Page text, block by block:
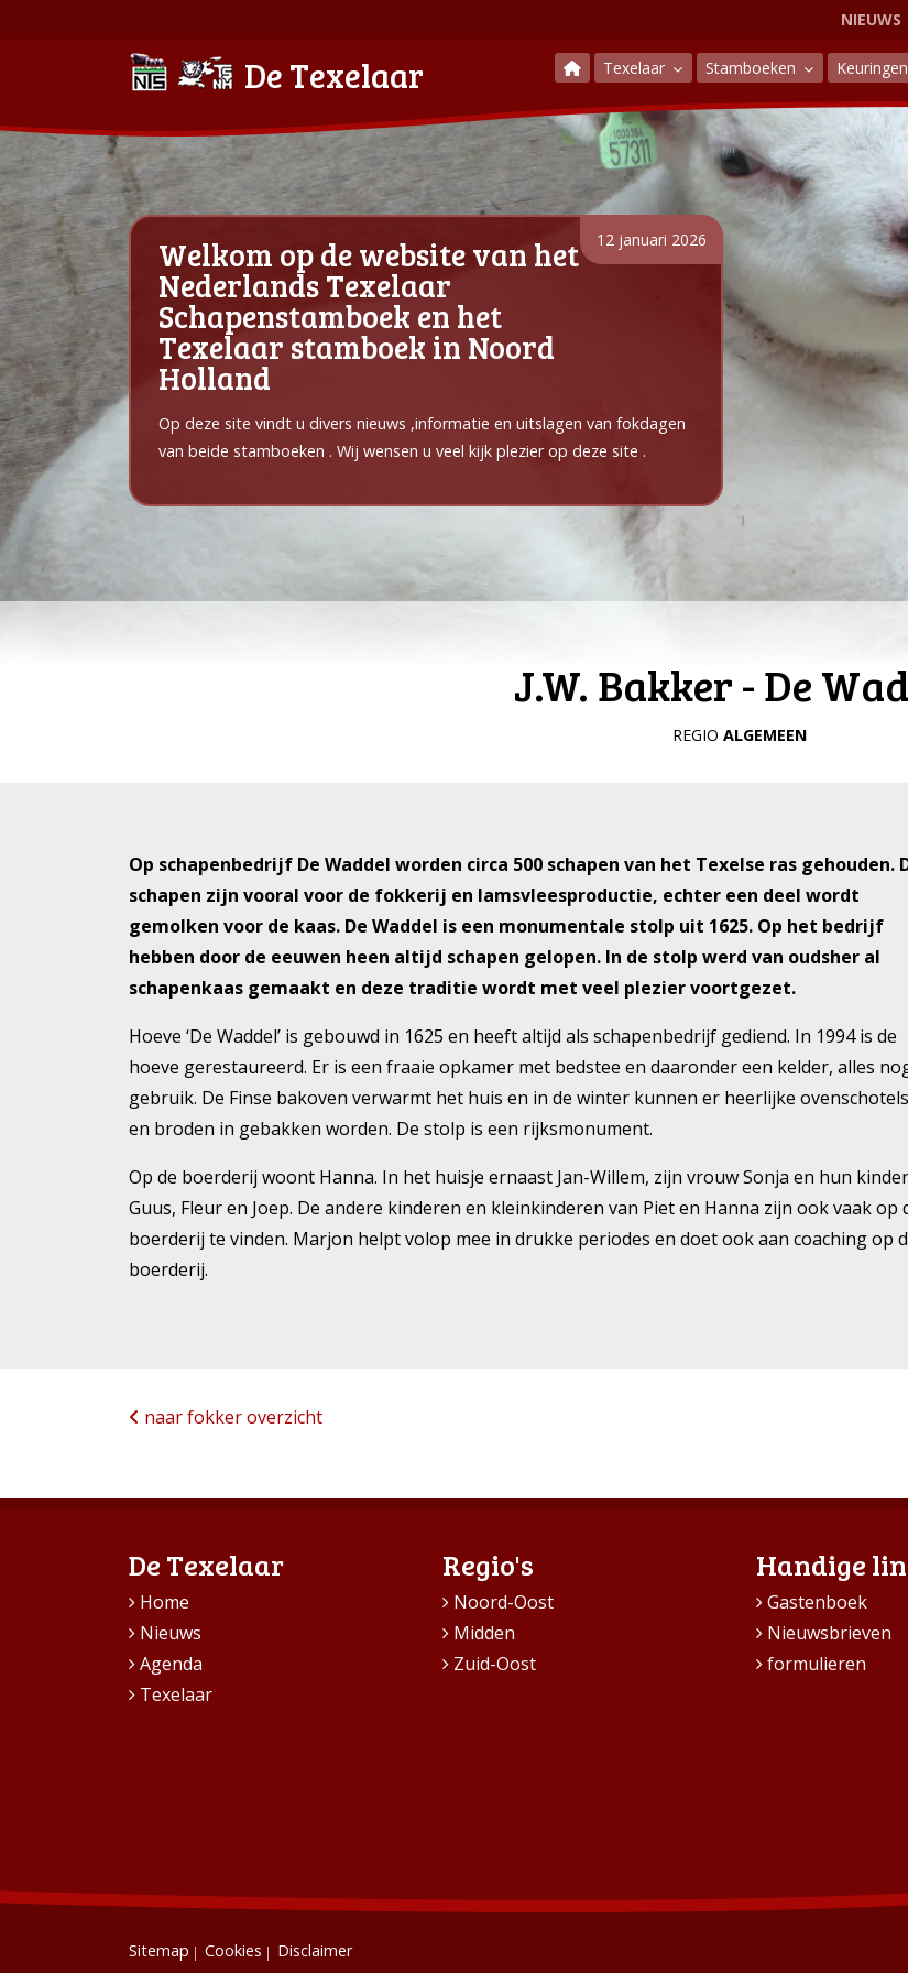
NIEUWS
De Texelaar Texelaar Stamboeken Keuringen
12 januari 2026
Welkom op de website van het
Nederlands Texelaar
Schapenstamboek en het
Texelaar stamboek in Noord
Holland
Op deze site vindt u divers nieuws ,informatie en uitslagen van fokdagen
van beide stamboeken . Wij wensen u veel kijk plezier op deze site .
J.W. Bakker - De
REGIO ALGEMEEN
Op schapenbedrijf De Waddel worden circa 500 schapen van het Texelse ras gehouden.
schapen zijn vooral voor de fokkerij en lamsvleesproductie, echter een deel wordt
gemolken voor de kaas. De Waddel is een monumentale stolp uit 1625. Op het bedrijf
hebben door de eeuwen heen altijd schapen gelopen. In de stolp werd van oudsher al
schapenkaas gemaakt en deze traditie wordt met veel plezier voortgezet.
Hoeve ‘De Waddel’ is gebouwd in 1625 en heeft altijd als schapenbedrijf gediend. In 1994 is de
hoeve gerestaureerd. Er is een fraaie opkamer met bedstee en daaronder een kelder, alles
gebruik. De Finse bakoven verwarmt het huis en in de winter kunnen er heerlijke ovenschotels
en broden in gebakken worden. De stolp is een rijksmonument.
Op de boerderij woont Hanna. In het huisje ernaast Jan-Willem, zijn vrouw Sonja en hun
Guus, Fleur en Joep. De andere kinderen en kleinkinderen van Piet en Hanna zijn ook vaak op
boerderij te vinden. Marjon helpt volop mee in drukke periodes en doet ook aan coaching op
boerderij.
naar fokker overzicht
De Texelaar
Home
Nieuws
Agenda
Texelaar
Regio's
Noord-Oost
Midden
Zuid-Oost
Handige
Gastenboek
Nieuwsbrieven
formulieren
Sitemap Cookies Disclaimer